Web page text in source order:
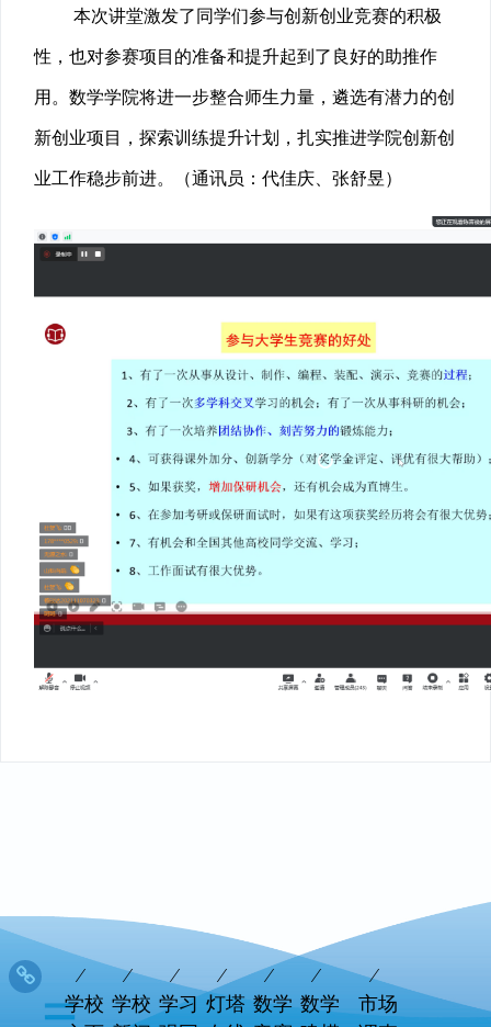
本次讲堂激发了同学们参与创新创业竞赛的积极
性，也对参赛项目的准备和提升起到了良好的助推作
用。数学学院将进一步整合师生力量，遴选有潜力的创
新创业项目，探索训练提升计划，扎实推进学院创新创
业工作稳步前进。（通讯员：代佳庆、张舒昱）
学校 学校 学习 灯塔 数学 数学
市场